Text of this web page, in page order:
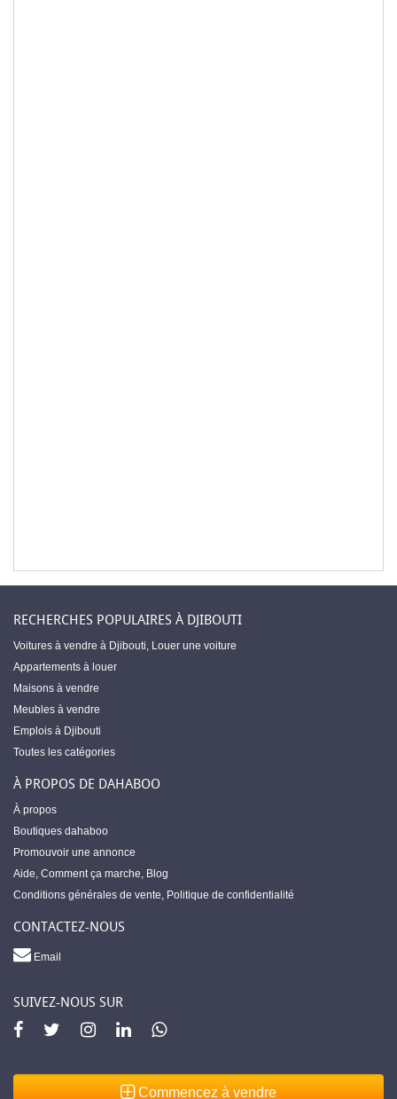
RECHERCHES POPULAIRES À DJIBOUTI
Voitures à vendre à Djibouti, Louer une voiture
Appartements à louer
Maisons à vendre
Meubles à vendre
Emplois à Djibouti
Toutes les catégories
À PROPOS DE DAHABOO
À propos
Boutiques dahaboo
Promouvoir une annonce
Aide, Comment ça marche, Blog
Conditions générales de vente, Politique de confidentialité
CONTACTEZ-NOUS
Email
SUIVEZ-NOUS SUR
Commencez à vendre